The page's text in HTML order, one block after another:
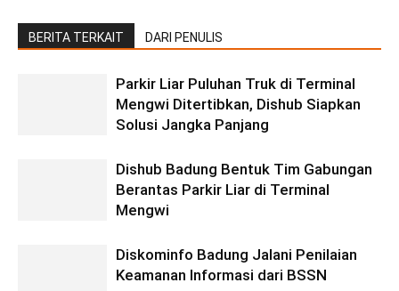
BERITA TERKAIT DARI PENULIS
Parkir Liar Puluhan Truk di Terminal
Mengwi Ditertibkan, Dishub Siapkan
Solusi Jangka Panjang
Dishub Badung Bentuk Tim Gabungan
Berantas Parkir Liar di Terminal
Mengwi
Diskominfo Badung Jalani Penilaian
Keamanan Informasi dari BSSN